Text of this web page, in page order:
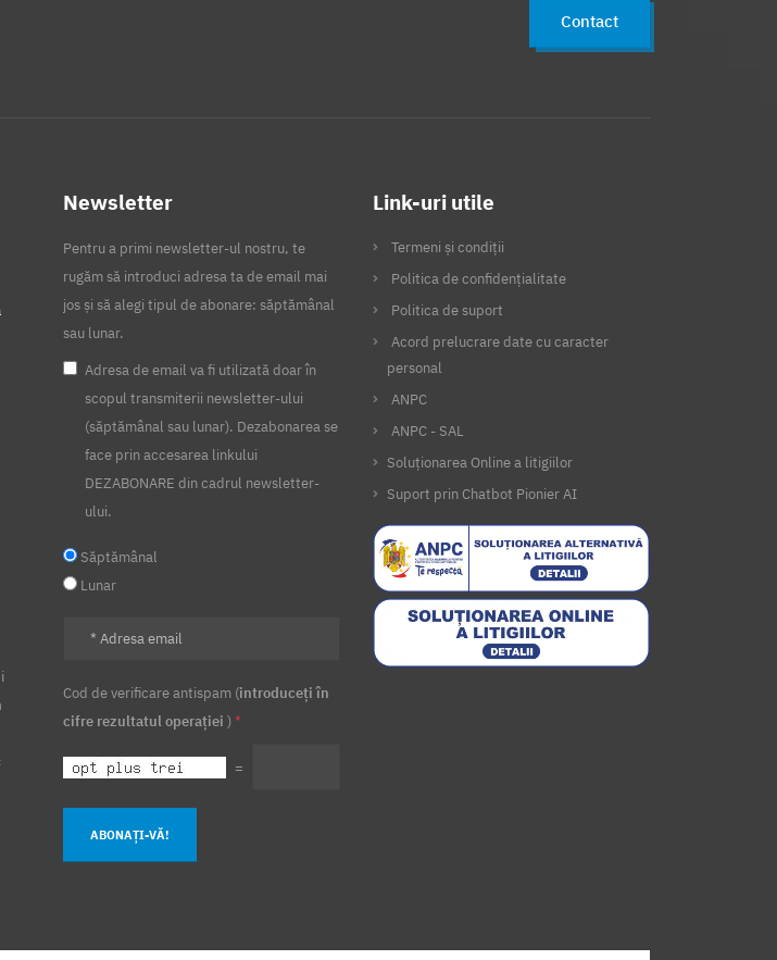
Contact
Newsletter
Pentru a primi newsletter-ul nostru, te
rugăm să introduci adresa ta de email mai
jos și să alegi tipul de abonare: săptămânal
sau lunar.
Adresa de email va fi utilizată doar în
scopul transmiterii newsletter-ului
(săptămânal sau lunar). Dezabonarea se
face prin accesarea linkului
DEZABONARE din cadrul newsletter-
ului.
Săptămânal
Lunar
Cod de verificare antispam (introduceți în
cifre rezultatul operației ) *
=
ABONAȚI-VĂ!
Link-uri utile
Termeni și condiții
Politica de confidențialitate
Politica de suport
Acord prelucrare date cu caracter
personal
ANPC
ANPC - SAL
Soluționarea Online a litigiilor
Suport prin Chatbot Pionier AI